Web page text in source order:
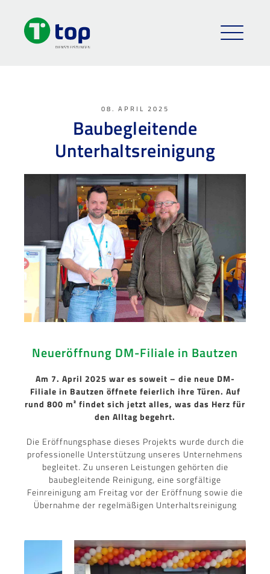
08. APRIL 2025
Baubegleitende
Unterhaltsreinigung
Neueröffnung DM-Filiale in Bautzen
Am 7. April 2025 war es soweit – die neue DM-
Filiale in Bautzen öffnete feierlich ihre Türen. Auf
rund 800 m² findet sich jetzt alles, was das Herz für
den Alltag begehrt.
Die Eröffnungsphase dieses Projekts wurde durch die
professionelle Unterstützung unseres Unternehmens
begleitet. Zu unseren Leistungen gehörten die
baubegleitende Reinigung, eine sorgfältige
Feinreinigung am Freitag vor der Eröffnung sowie die
Übernahme der regelmäßigen Unterhaltsreinigung